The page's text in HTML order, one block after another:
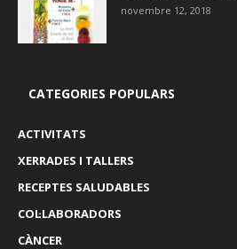
novembre 12, 2018
CATEGORIES POPULARS
ACTIVITATS
XERRADES I TALLERS
RECEPTES SALUDABLES
COL·LABORADORS
CÀNCER